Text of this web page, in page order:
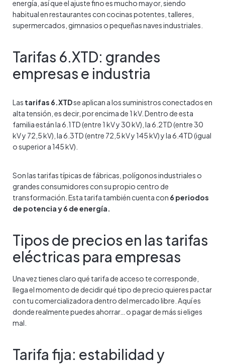
energía, así que el ajuste fino es mucho mayor, siendo
habitual en restaurantes con cocinas potentes, talleres,
supermercados, gimnasios o pequeñas naves industriales.
Tarifas 6.XTD: grandes
empresas e industria
Las tarifas 6.XTDse aplican a los suministros conectados en
alta tensión, es decir, por encima de 1 kV. Dentro de esta
familia están la 6.1TD (entre 1 kV y 30 kV), la 6.2TD (entre 30
kV y 72,5 kV), la 6.3TD (entre 72,5 kV y 145 kV) y la 6.4TD (igual
o superior a 145 kV).
Son las tarifas típicas de fábricas, polígonos industriales o
grandes consumidores con su propio centro de
transformación. Esta tarifa también cuenta con 6 periodos
de potencia y 6 de energía.
Tipos de precios en las tarifas
eléctricas para empresas
Una vez tienes claro qué tarifa de acceso te corresponde,
llega el momento de decidir qué tipo de precio quieres pactar
con tu comercializadora dentro del mercado libre. Aquí es
donde realmente puedes ahorrar… o pagar de más si eliges
mal.
Tarifa fija: estabilidad y